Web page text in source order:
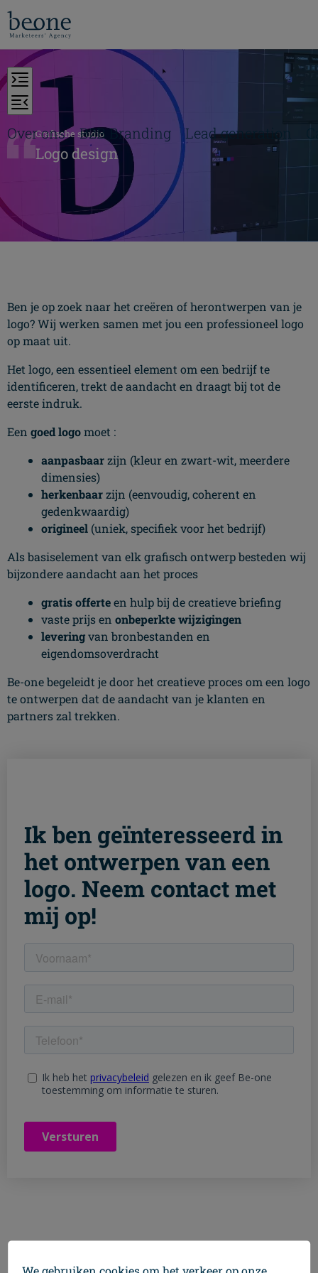
Over ons B2B Branding Lead generation
Grafische studio
Logo design
Ben je op zoek naar het creëren of herontwerpen van je
logo? Wij werken samen met jou een professioneel logo
op maat uit.
Het logo, een essentieel element om een bedrijf te
identificeren, trekt de aandacht en draagt bij tot de
eerste indruk.
Een goed logomoet :
aanpasbaarzijn (kleur en zwart-wit, meerdere
dimensies)
herkenbaarzijn (eenvoudig, coherent en
gedenkwaardig)
origineel (uniek, specifiek voor het bedrijf)
Als basiselement van elk grafisch ontwerp besteden wij
bijzondere aandacht aan het proces
gratis offerteen hulp bij de creatieve briefing
vaste prijs en onbeperkte wijzigingen
leveringvan bronbestanden en
eigendomsoverdracht
Be-one begeleidt je door het creatieve proces om een logo
te ontwerpen dat de aandacht van je klanten en
partners zal trekken.
Ik ben geïnteresseerd in
het ontwerpen van een
logo. Neem contact met
mij op!
We gebruiken cookies om het verkeer op onze